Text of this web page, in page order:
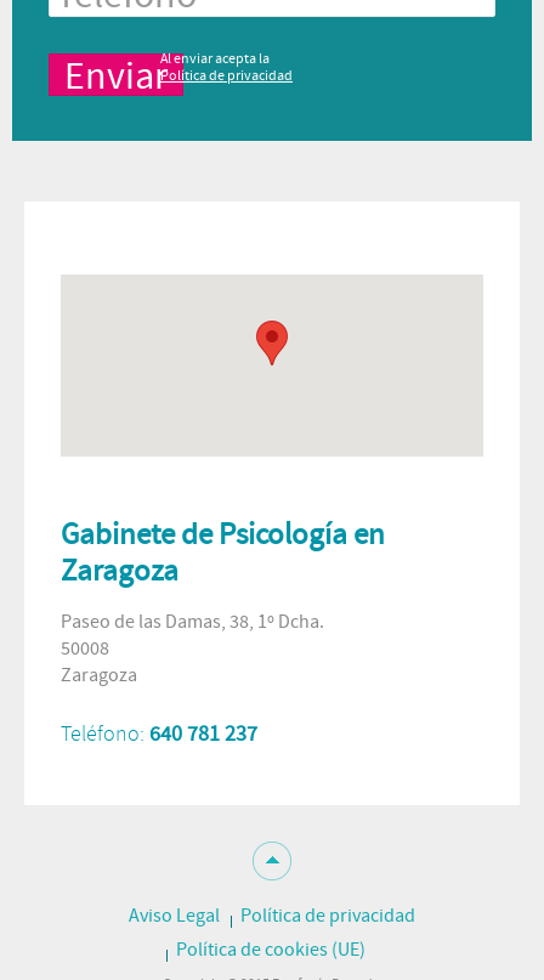
Al enviar acepta la
Política de privacidad
Gabinete de Psicología en
Zaragoza
Paseo de las Damas, 38, 1º Dcha.
50008
Zaragoza
Teléfono: 640 781 237
Aviso Legal
Política de privacidad
Política de cookies (UE)